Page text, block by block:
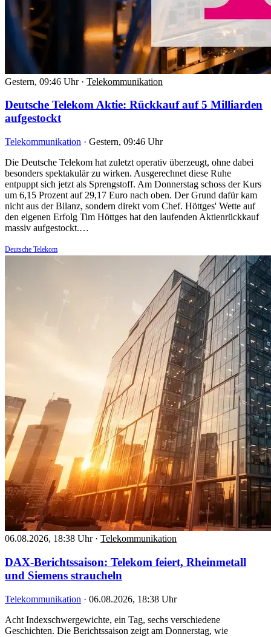
Gestern, 09:46 Uhr · Telekommunikation
Deutsche Telekom Aktie: Rückkauf auf 5 Milliarden
aufgestockt
Telekommunikation · Gestern, 09:46 Uhr
Die Deutsche Telekom hat zuletzt operativ überzeugt, ohne dabei
besonders spektakulär zu wirken. Ausgerechnet diese Ruhe
entpuppt sich jetzt als Sprengstoff. Am Donnerstag schoss der Kurs
um 6,15 Prozent auf 29,17 Euro nach oben. Der Grund dafür kam
nicht aus der Bilanz, sondern direkt vom Chef. Höttges' Wette auf
den eigenen Erfolg Tim Höttges hat den laufenden Aktienrückkauf
massiv aufgestockt.…
Deutsche Telekom
06.08.2026, 18:38 Uhr · Telekommunikation
DAX-Berichtssaison: Telekom feiert, Rheinmetall
und Siemens straucheln
Telekommunikation · 06.08.2026, 18:38 Uhr
Acht Indexschwergewichte, ein Tag, sechs verschiedene
Geschichten. Die Berichtssaison zeigt am Donnerstag, wie